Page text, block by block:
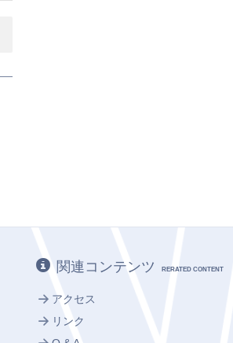
関連コンテンツ RERATED CONTENT
アクセス
リンク